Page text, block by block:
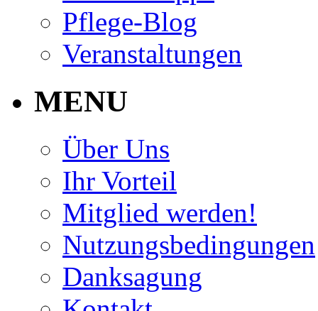
Pflege-Blog
Veranstaltungen
MENU
Über Uns
Ihr Vorteil
Mitglied werden!
Nutzungsbedingungen
Danksagung